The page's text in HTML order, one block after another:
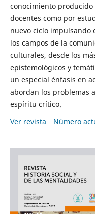
conocimiento
docentes como por
nuevo ciclo impulsando
los campos de la
culturales, desde los
epistemológicos y
un especial énfasis en
abordan los problemas
espíritu crítico.
Ver revista
Número